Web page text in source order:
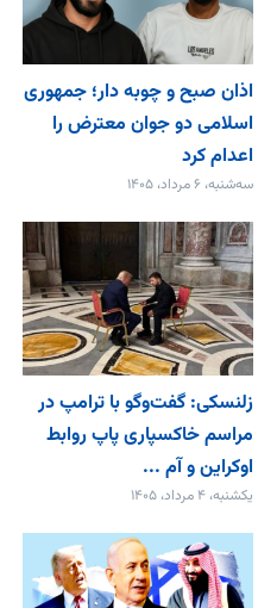
اذان صبح و چوبه دار؛ جمهوری
اسلامی دو جوان معترض را
اعدام کرد
سه‌شنبه، ۶ مرداد، ۱۴۰۵
زلنسکی: گفت‌وگو با ترامپ در
مراسم خاکسپاری پاپ روابط
اوکراین و آم ...
یکشنبه، ۴ مرداد، ۱۴۰۵